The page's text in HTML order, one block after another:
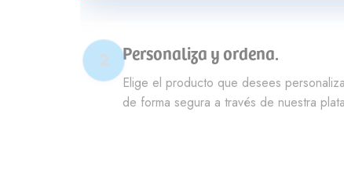
2 Personaliza y ordena.
Elige el producto que desees
de forma segura a través de nuestra